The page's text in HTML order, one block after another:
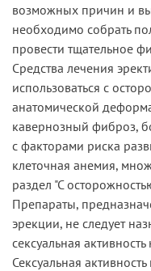
возможных причин и
необходимо собрать
провести тщательное
Средства лечения
использоваться с
анатомической
кавернозный фиброз,
с факторами риска
клеточная анемия,
раздел "С
Препараты,
эрекции, не следует
сексуальная
Сексуальная